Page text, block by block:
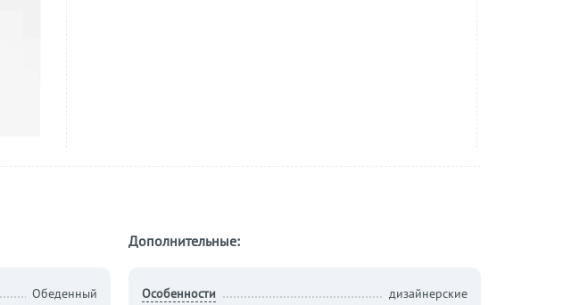
Обеденный
Дополнительные:
Особенности
дизайнерские